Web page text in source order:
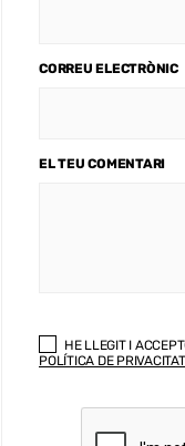
CORREU ELECTRÒNIC
EL TEU COMENTARI
HE LLEGIT I
POLÍTICA DE